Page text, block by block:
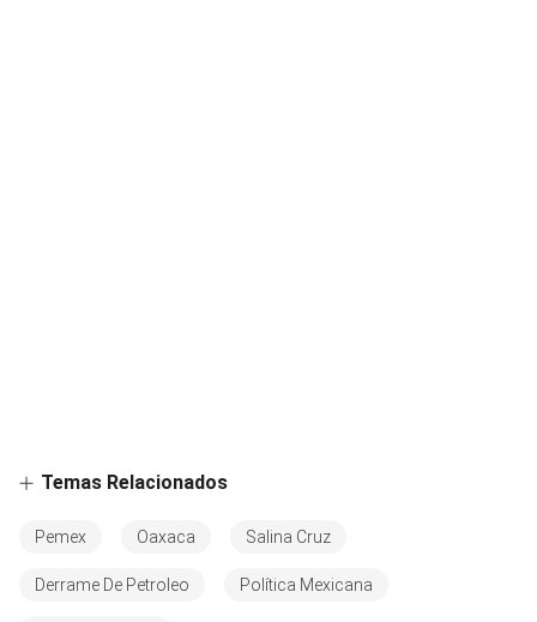
Temas Relacionados
Pemex Oaxaca Salina Cruz
Derrame De Petroleo Política Mexicana